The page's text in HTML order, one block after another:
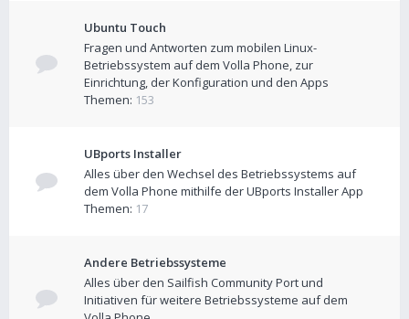
Ubuntu Touch
Fragen und Antworten zum mobilen Linux-
Betriebssystem auf dem Volla Phone, zur
Einrichtung, der Konfiguration und den Apps
Themen: 153
UBports Installer
Alles über den Wechsel des Betriebssystems auf
dem Volla Phone mithilfe der UBports Installer App
Themen: 17
Andere Betriebssysteme
Alles über den Sailfish Community Port und
Initiativen für weitere Betriebssysteme auf dem